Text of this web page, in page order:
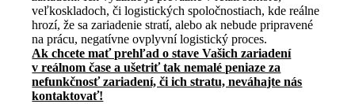
veľkoskladoch, či logistických spoločnostiach, kde reálne
hrozí, že sa zariadenie stratí, alebo ak nebude pripravené
na prácu, negatívne ovplyvní logistický proces.
Ak chcete mať prehľad o stave Vašich zariadení
v reálnom čase a ušetriť tak nemalé peniaze za
nefunkčnosť zariadení, či ich stratu, neváhajte nás
kontaktovať!